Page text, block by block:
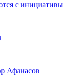
с инициативы
Афанасов